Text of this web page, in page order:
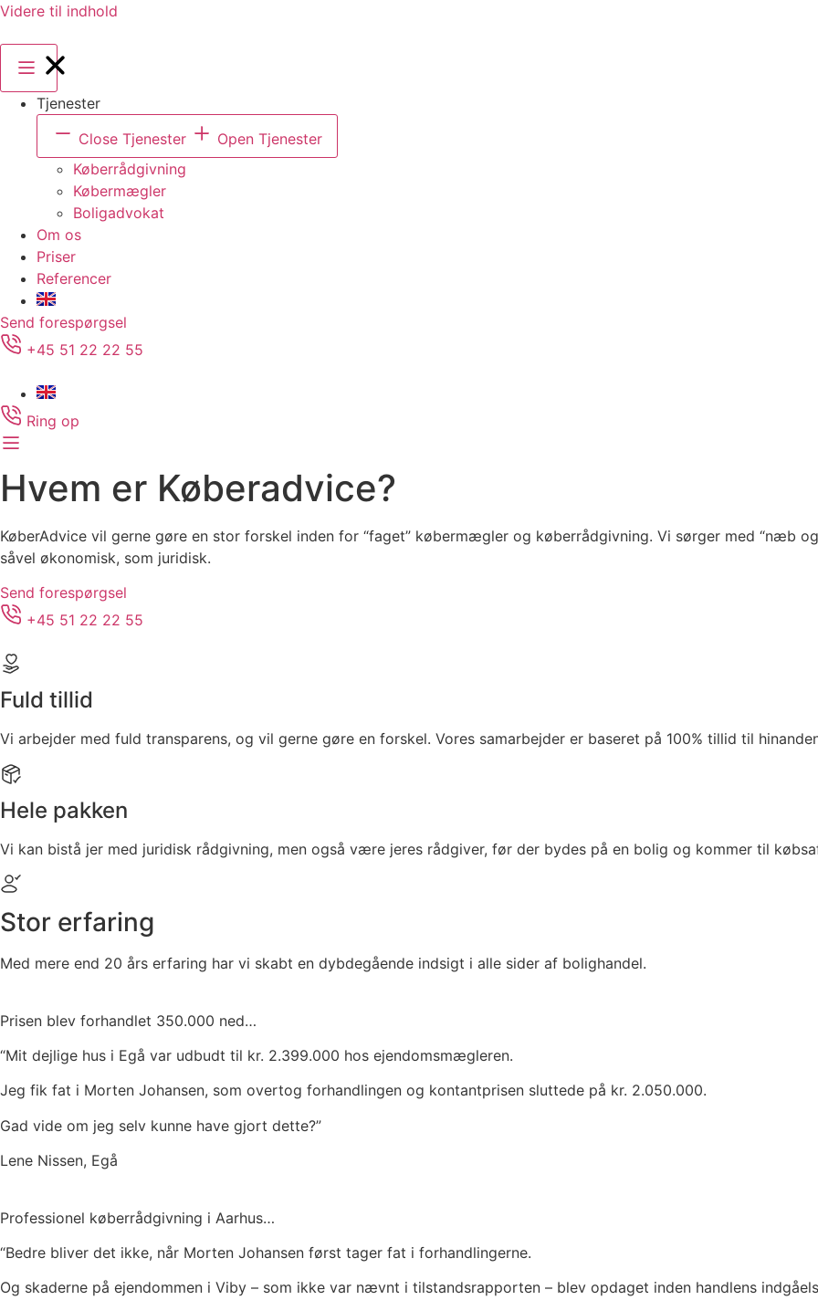
Videre til indhold
Tjenester
Close Tjenester
Open Tjenester
Køberrådgivning
Købermægler
Boligadvokat
Om os
Priser
Referencer
Send forespørgsel
+45 51 22 22 55
Ring op
Hvem er Køberadvice?
KøberAdvice vil gerne gøre en stor forskel inden for “faget” købermægler og køberrådgivning. Vi sørger med “næb
såvel økonomisk, som juridisk.
Send forespørgsel
+45 51 22 22 55
Fuld tillid
Vi arbejder med fuld transparens, og vil gerne gøre en forskel. Vores samarbejder er baseret på 100% tillid til
Hele pakken
Vi kan bistå jer med juridisk rådgivning, men også være jeres rådgiver, før der bydes på en bolig og kommer til
Stor erfaring
Med mere end 20 års erfaring har vi skabt en dybdegående indsigt i alle sider af bolighandel.
Prisen blev forhandlet 350.000 ned…
“Mit dejlige hus i Egå var udbudt til kr. 2.399.000 hos ejendomsmægleren.
Jeg fik fat i Morten Johansen, som overtog forhandlingen og kontantprisen sluttede på kr. 2.050.000.
Gad vide om jeg selv kunne have gjort dette?”
Lene Nissen, Egå
Professionel køberrådgivning i Aarhus…
“Bedre bliver det ikke, når Morten Johansen først tager fat i forhandlingerne.
Og skaderne på ejendommen i Viby – som ikke var nævnt i tilstandsrapporten – blev opdaget inden handlens